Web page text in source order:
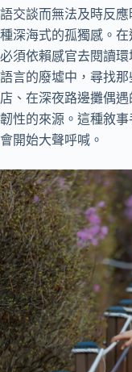
語交談而無法及時反
種深海式的孤獨感。
必須依賴感官去閱讀
語言的廢墟中，尋找
店、在深夜路邊攤偶
韌性的來源。這種敘
會開始大聲呼喊。